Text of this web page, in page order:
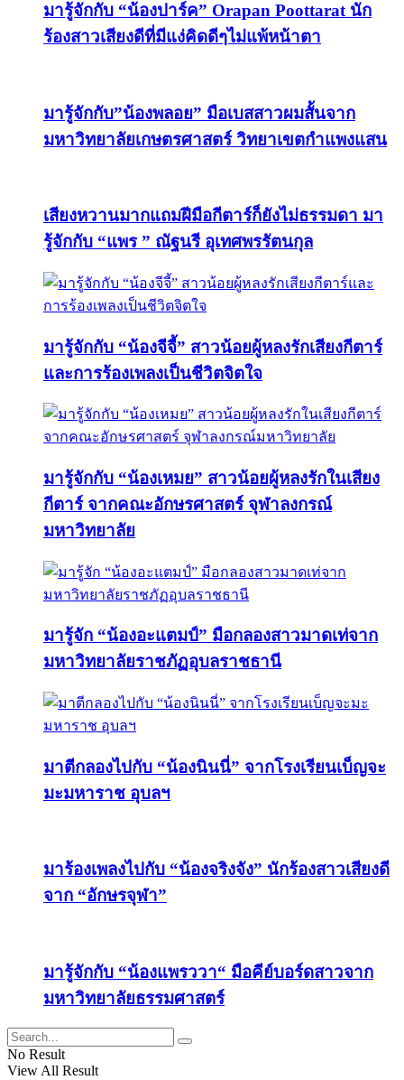
มารู้จักกับ “น้องปาร์ค” Orapan Poottarat นัก
ร้องสาวเสียงดีที่มีแง่คิดดีๆไม่แพ้หน้าตา
มารู้จักกับ”น้องพลอย” มือเบสสาวผมสั้นจาก
มหาวิทยาลัยเกษตรศาสตร์ วิทยาเขตกำแพงแสน
เสียงหวานมากแถมฝีมือกีตาร์ก็ยังไม่ธรรมดา มา
รู้จักกับ “แพร ” ณัฐนรี อุเทศพรรัตนกุล
มารู้จักกับ “น้องจีจี้” สาวน้อยผู้หลงรักเสียงกีตาร์
และการร้องเพลงเป็นชีวิตจิตใจ
มารู้จักกับ “น้องเหมย” สาวน้อยผู้หลงรักในเสียง
กีตาร์ จากคณะอักษรศาสตร์ จุฬาลงกรณ์
มหาวิทยาลัย
มารู้จัก “น้องอะแตมป์” มือกลองสาวมาดเท่จาก
มหาวิทยาลัยราชภัฏอุบลราชธานี
มาตีกลองไปกับ “น้องนินนี่” จากโรงเรียนเบ็ญจะ
มะมหาราช อุบลฯ
มาร้องเพลงไปกับ “น้องจริงจัง” นักร้องสาวเสียงดี
จาก “อักษรจุฬา”
มารู้จักกับ “น้องแพรววา“ มือคีย์บอร์ดสาวจาก
มหาวิทยาลัยธรรมศาสตร์
No Result
View All Result